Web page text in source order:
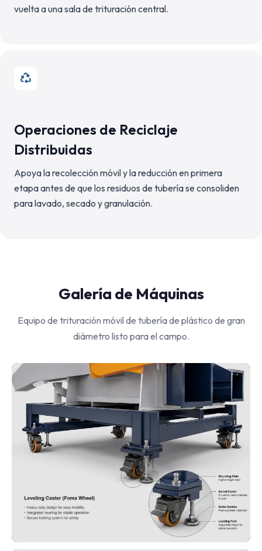
vuelta a una sala de trituración central.
Operaciones de Reciclaje
Distribuidas
Apoya la recolección móvil y la reducción en primera
etapa antes de que los residuos de tubería se consoliden
para lavado, secado y granulación.
Galería de Máquinas
Equipo de trituración móvil de tubería de plástico de gran
diámetro listo para el campo.